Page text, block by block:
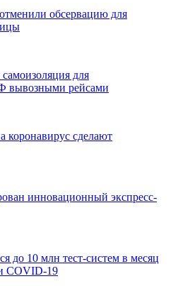
обсервацию для
для
вывозными рейсами
коронавирус сделают
инновационный экспресс-
до 10 млн тест-систем в месяц
COVID-19